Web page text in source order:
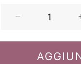
fermaporta